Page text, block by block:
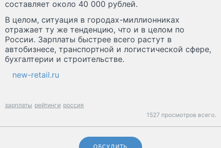
составляет около 40 000 рублей.
В целом, ситуация в городах-миллионниках
отражает ту же тенденцию, что и в целом по
России. Зарплаты быстрее всего растут в
автобизнесе, транспортной и логистической сфере,
бухгалтерии и строительстве.
new-retail.ru
зарплаты рейтинги россия
1527 просмотров всего.